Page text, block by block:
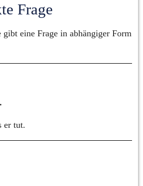
Frage
eine Frage in abhängiger Form
er tut.